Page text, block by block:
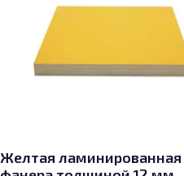
Желтая ламинированная